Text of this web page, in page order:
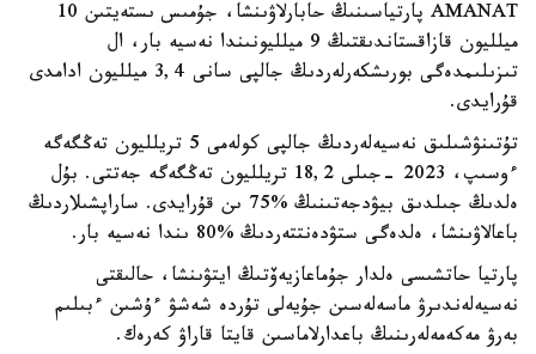
AMANAT پارتياسىنىڭ حابارلاۋىنشا، جۇمىس ىستەيتىن 10
ميلليون قازاقستاندىقتىڭ 9 ميلليونىندا نەسيە بار، ال
تىزىلىمدەگى بورىشكەرلەردىڭ جالپى سانى 3,4 ميلليون ادامدى
قۇرايدى.
تۇتىنۋشىلىق نەسيەلەردىڭ جالپى كولەمى 5 تريلليون تەڭگەگە
ءوسىپ، 2023 -جىلى 18,2 تريلليون تەڭگەگە جەتتى. بۇل
ەلدىڭ جىلدىق بيۋدجەتىنىڭ %75 ىن قۇرايدى. ساراپشىلاردىڭ
باعالاۋىنشا، ەلدەگى ستۋدەنتتەردىڭ %80 ىندا نەسيە بار.
پارتيا حاتشىسى ەلدار جۇماعازيەۆتىڭ ايتۋىنشا، حالىقتى
نەسيەلەندىرۋ ماسەلەسىن جۇيەلى تۇردە شەشۋ ءۇشىن ءبىلىم
بەرۋ مەكەمەلەرىنىڭ باعدارلاماسىن قايتا قاراۋ كەرەك.